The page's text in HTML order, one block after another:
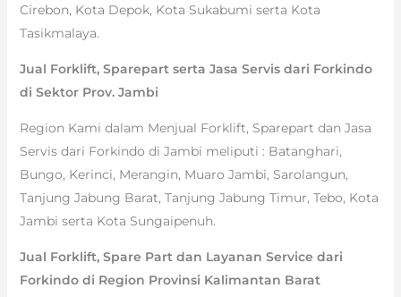
Cirebon, Kota Depok, Kota Sukabumi serta Kota
Tasikmalaya.
Jual Forklift, Sparepart serta Jasa Servis dari Forkindo
di Sektor Prov. Jambi
Region Kami dalam Menjual Forklift, Sparepart dan Jasa
Servis dari Forkindo di Jambi meliputi : Batanghari,
Bungo, Kerinci, Merangin, Muaro Jambi, Sarolangun,
Tanjung Jabung Barat, Tanjung Jabung Timur, Tebo, Kota
Jambi serta Kota Sungaipenuh.
Jual Forklift, Spare Part dan Layanan Service dari
Forkindo di Region Provinsi Kalimantan Barat